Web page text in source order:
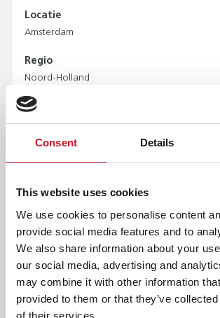
Consent Details
This website uses cookies
We use cookies to personalise content
provide social media features and to
We also share information about your
our social media, advertising and
may combine it with other information
provided to them or that they’ve
of their services.
Locatie
Amsterdam
Regio
Noord-Holland
PERSOONLIJK BEGELEIDER DE
SPIJT
Regio
Noord-Brabant
TEAMLEIDER BEHANDELDIENST